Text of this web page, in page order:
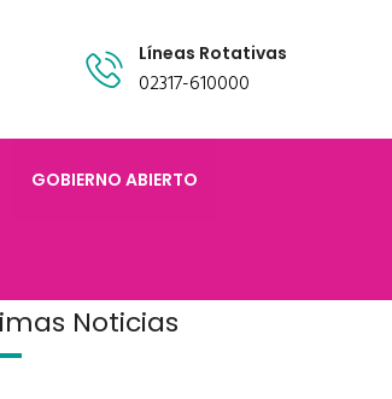
Líneas Rotativas
02317-610000
GOBIERNO ABIERTO
Noticias